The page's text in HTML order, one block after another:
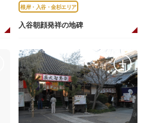
根岸・入谷・金杉エリア
入谷朝顔発祥の地碑